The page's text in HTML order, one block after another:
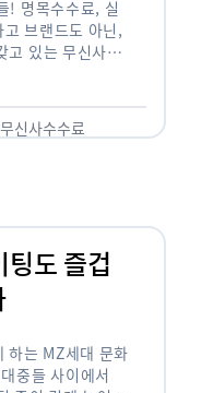
! 명목수수료, 실
브랜드도 아닌,
고 있는 무신사!
무신사수수료
도 즐겁
하는 MZ세대 문화
중들 사이에서